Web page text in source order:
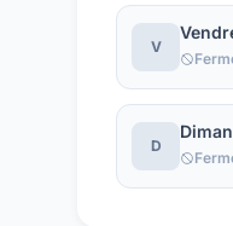
V
D